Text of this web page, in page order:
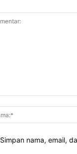
Simpan nama, email,